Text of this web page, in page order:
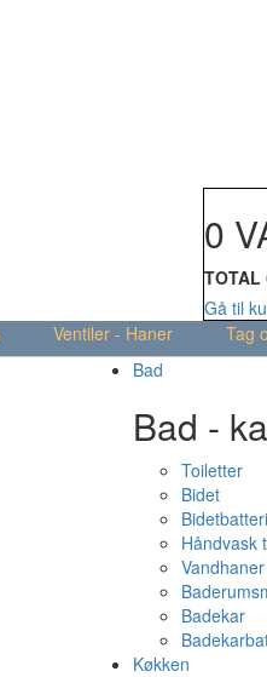
0
TOTAL
Gå til
Ventiler - Haner Tag
Bad
Bad -
Toiletter
Bidet
Håndvask
Badekar
Køkken